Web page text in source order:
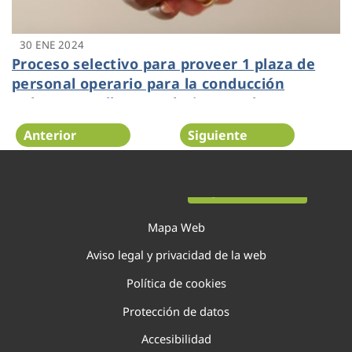
30 ENE 2024
Proceso selectivo para proveer 1 plaza de
personal operario para la conducción
Rabasa-Fenollar-Amadorio en Rabasa
Anterior Siguiente
Mapa Web
Aviso legal y privacidad de la web
Política de cookies
Protección de datos
Accesibilidad